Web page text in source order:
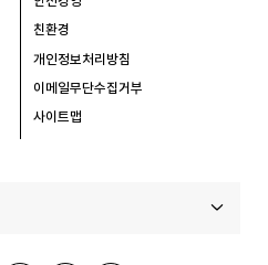
친환경
개인정보처리방침
이메일무단수집거부
사이트맵